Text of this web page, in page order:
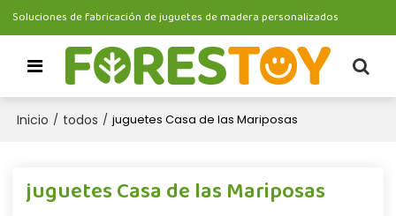
Soluciones de fabricación de juguetes de madera personalizados
Inicio / todos / juguetes Casa de las Mariposas
juguetes Casa de las Mariposas